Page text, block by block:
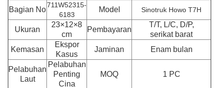
Bagian No
711W52315-
6183
Model Sinotruk Howo T7H
Ukuran
23×12×8
cm
Pembayaran
T/T, L/C, D/P,
serikat barat
Kemasan
Ekspor
Kasus
Jaminan Enam bulan
Pelabuhan
Laut
Pelabuhan
Penting
Cina
MOQ 1 PC